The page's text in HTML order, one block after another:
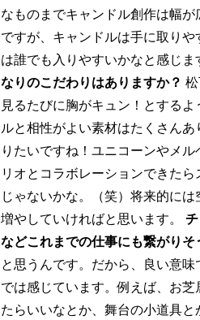
なものまでキャンドル創作は幅
ですが、キャンドルは手に取り
は誰でも入りやすいかなと感じま
なりのこだわりはありますか？
見るたびに胸がキュン！とする
ルと相性がよい素材はたくさん
りたいですね！ユニコーンやメ
リオとコラボレーションできた
じゃないかな。（笑）将来的に
増やしていければと思います。
などこれまでの仕事にも繋がりそ
と思うんです。だから、良い意
では感じています。例えば、お
たらいいなとか、舞台の小道具